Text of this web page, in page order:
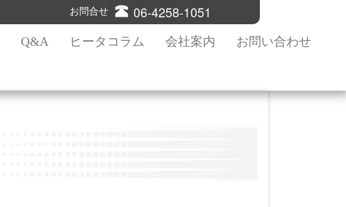
お問合せ 06-4258-1051
Q&A ヒータコラム 会社案内 お問い合わせ